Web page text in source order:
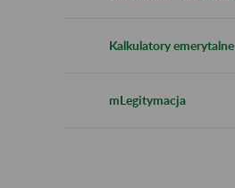
Kalkulatory emerytalne
mLegitymacja